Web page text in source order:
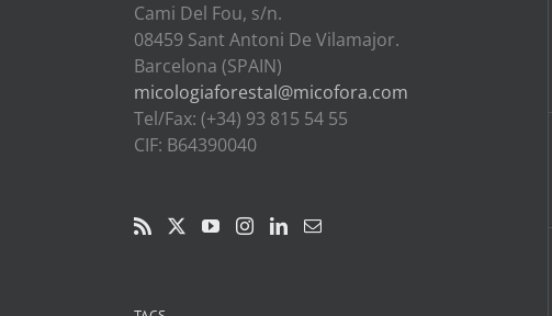
Cami Del Fou, s/n.
08459 Sant Antoni De Vilamajor.
Barcelona (SPAIN)
micologiaforestal@micofora.com
Tel/Fax: (+34) 93 815 54 55
CIF: B64390040